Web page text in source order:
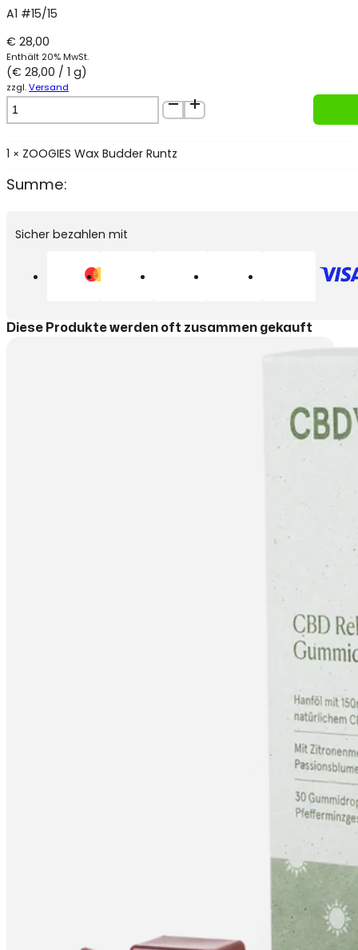
A1 #15/15
€ 28,00
Enthält 20% MwSt.
(€ 28,00 / 1 g)
zzgl.Versand
ZOOGIES
Wax
Runtz
1 × ZOOGIES Wax Budder Runtz
Summe:
Sicher bezahlen mit
Diese Produkte werden oft zusammen gekauft
Ab